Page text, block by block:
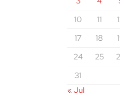
10
11
17
18
24
25
31
« Jul